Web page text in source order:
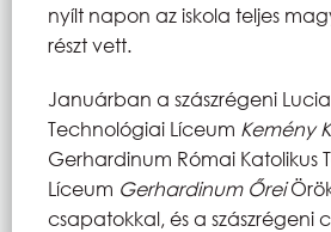
nyílt napon az iskola teljes
részt vett.
Januárban a szászrégeni
Technológiai Líceum Kemény
Gerhardinum Római Katolikus
Líceum Gerhardinum Őrei
csapatokkal, és a szászrégeni